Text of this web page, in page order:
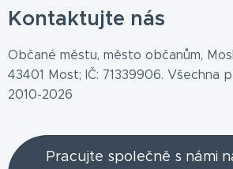
Kontaktujte nás
Občané městu, město občanům,
43401 Most; IČ: 71339906. Všechna
2010-2026
Pracujte společně s námi